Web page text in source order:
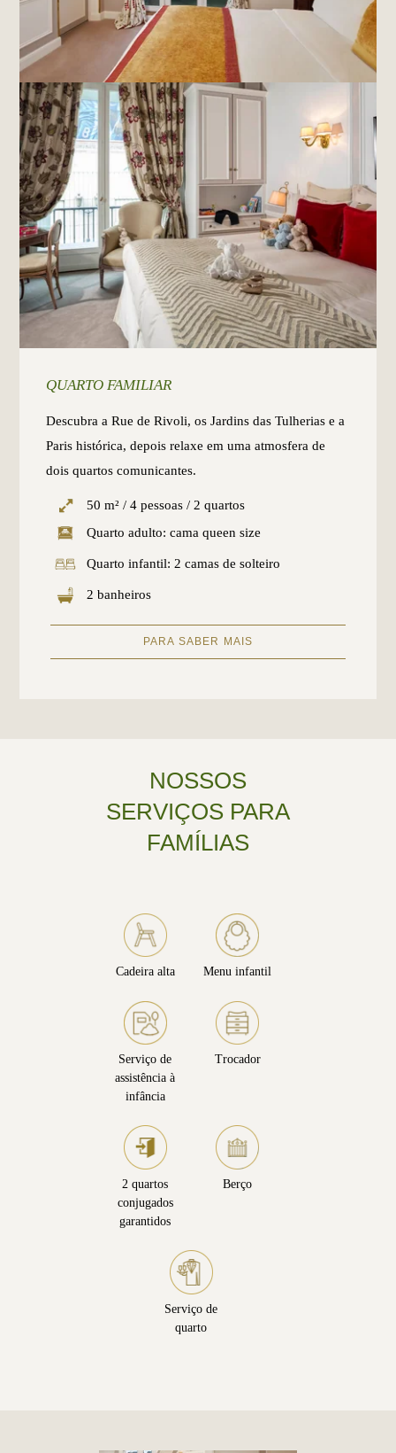
QUARTO FAMILIAR
Descubra a Rue de Rivoli, os Jardins das Tulherias e a
Paris histórica, depois relaxe em uma atmosfera de
dois quartos comunicantes.
50 m² / 4 pessoas / 2 quartos
Quarto adulto: cama queen size
Quarto infantil: 2 camas de solteiro
2 banheiros
PARA SABER MAIS
NOSSOS
SERVIÇOS PARA
FAMÍLIAS
Cadeira alta Menu infantil
Serviço de
assistência à
infância
Trocador
2 quartos
conjugados
garantidos
Berço
Serviço de
quarto